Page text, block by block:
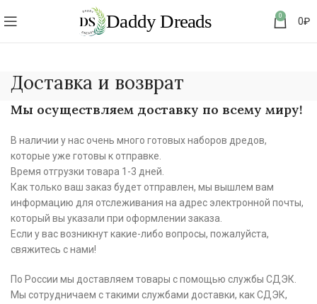
0 0₽
Доставка и возврат
Мы осуществляем доставку по всему миру!
В наличии у нас очень много готовых наборов дредов,
которые уже готовы к отправке.
Время отгрузки товара 1-3 дней.
Как только ваш заказ будет отправлен, мы вышлем вам
информацию для отслеживания на адрес электронной почты,
который вы указали при оформлении заказа.
Если у вас возникнут какие-либо вопросы, пожалуйста,
свяжитесь с нами!
По России мы доставляем товары с помощью службы СДЭК.
Мы сотрудничаем с такими службами доставки, как СДЭК,